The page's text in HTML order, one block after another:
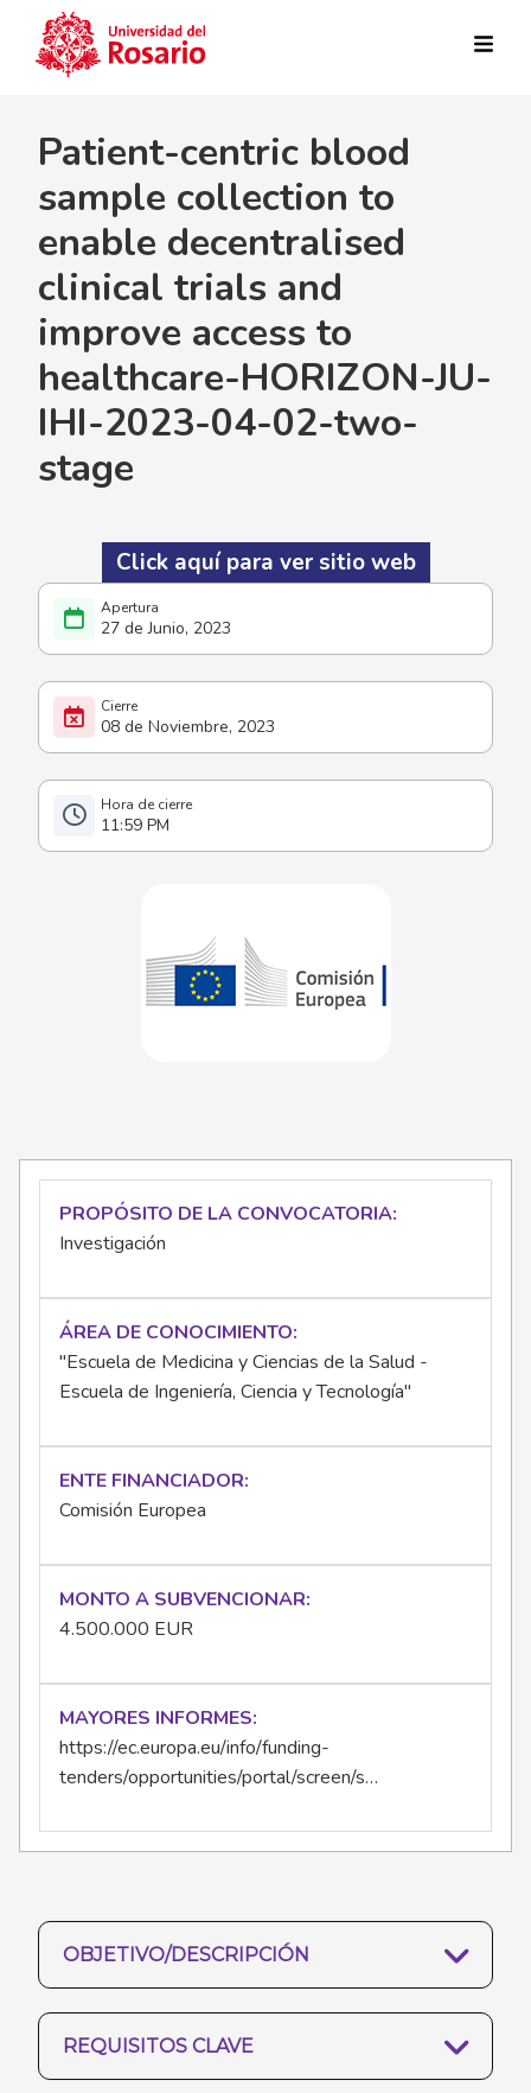
27 de Junio, 2023
08 de Noviembre, 2023
11:59 PM
Patient-centric blood
sample collection to
enable decentralised
clinical trials and
improve access to
healthcare-HORIZON-JU-
IHI-2023-04-02-two-
stage
Click aquí para ver sitio web
PROPÓSITO DE LA CONVOCATORIA
Investigación
ÁREA DE CONOCIMIENTO
"Escuela de Medicina y Ciencias de la Salud -
Escuela de Ingeniería, Ciencia y Tecnología"
ENTE FINANCIADOR
Comisión Europea
MONTO A SUBVENCIONAR
4.500.000 EUR
MAYORES INFORMES
https://ec.europa.eu/info/funding-
tenders/opportunities/portal/screen/s…
OBJETIVO/DESCRIPCIÓN
REQUISITOS CLAVE